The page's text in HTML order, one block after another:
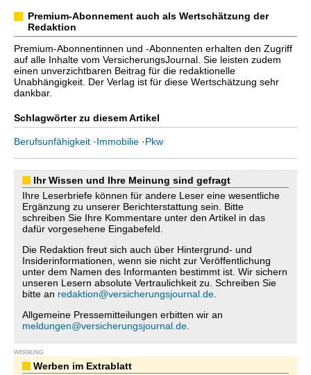
Premium-Abonnement auch als Wertschätzung der
Redaktion
Premium-Abonnentinnen und -Abonnenten erhalten den Zugriff
auf alle Inhalte vom VersicherungsJournal. Sie leisten zudem
einen unverzichtbaren Beitrag für die redaktionelle
Unabhängigkeit. Der Verlag ist für diese Wertschätzung sehr
dankbar.
Schlagwörter zu diesem Artikel
Berufsunfähigkeit ·Immobilie ·Pkw
Ihr Wissen und Ihre Meinung sind gefragt
Ihre Leserbriefe können für andere Leser eine wesentliche
Ergänzung zu unserer Berichterstattung sein. Bitte
schreiben Sie Ihre Kommentare unter den Artikel in das
dafür vorgesehene Eingabefeld.
Die Redaktion freut sich auch über Hintergrund- und
Insiderinformationen, wenn sie nicht zur Veröffentlichung
unter dem Namen des Informanten bestimmt ist. Wir sichern
unseren Lesern absolute Vertraulichkeit zu. Schreiben Sie
bitte an redaktion@versicherungsjournal.de
Allgemeine Pressemitteilungen erbitten wir an
meldungen@versicherungsjournal.de
WERBUNG
Werben im Extrablatt